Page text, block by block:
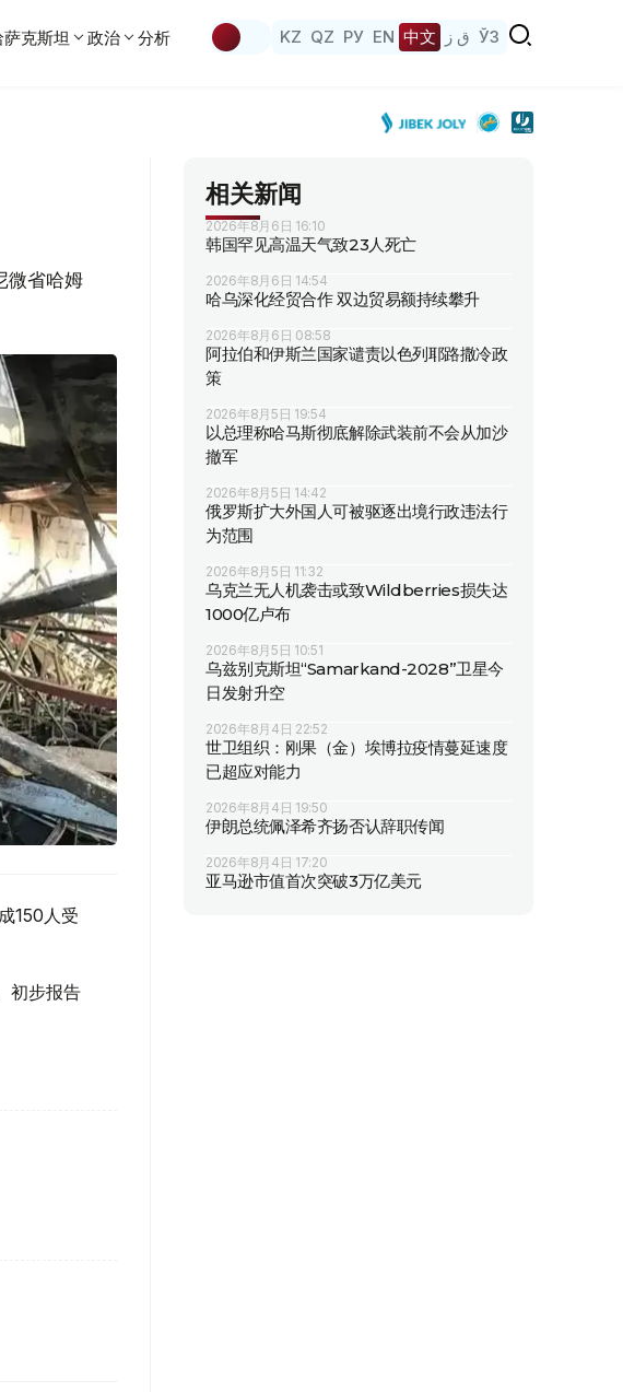
萨克斯坦 政治 分析 KZ QZ РУ EN 中文 ق ز ЎЗ
微省哈姆
150人受
初步报告
相关新闻
2026年8月6日 16:10
韩国罕见高温天气致23人死亡
2026年8月6日 14:54
哈乌深化经贸合作 双边贸易额持续攀升
2026年8月6日 08:58
阿拉伯和伊斯兰国家谴责以色列耶路撒冷政
策
2026年8月5日 19:54
以总理称哈马斯彻底解除武装前不会从加沙
撤军
2026年8月5日 14:42
俄罗斯扩大外国人可被驱逐出境行政违法行
为范围
2026年8月5日 11:32
乌克兰无人机袭击或致Wildberries损失达
1000亿卢布
2026年8月5日 10:51
乌兹别克斯坦“Samarkand-2028”卫星今
日发射升空
2026年8月4日 22:52
世卫组织：刚果（金）埃博拉疫情蔓延速度
已超应对能力
2026年8月4日 19:50
伊朗总统佩泽希齐扬否认辞职传闻
2026年8月4日 17:20
亚马逊市值首次突破3万亿美元